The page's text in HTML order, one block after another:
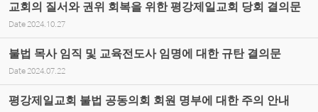
교회의 질서와 권위 회복을 위한 평강제일교회 당회 결의문
Date 2024.10.27
불법 목사 임직 및 교육전도사 임명에 대한 규탄 결의문
Date 2024.07.22
평강제일교회 불법 공동의회 회원 명부에 대한 주의 안내